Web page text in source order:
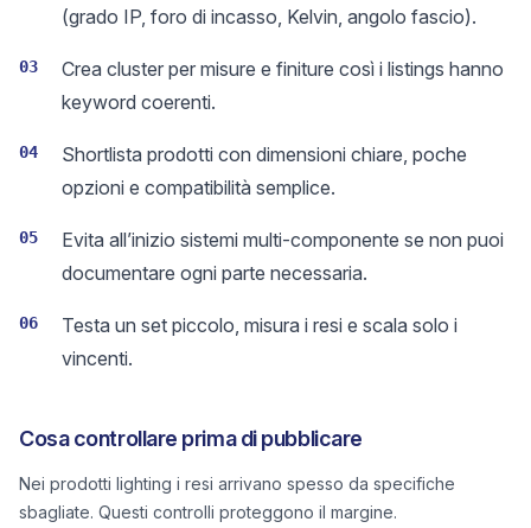
(grado IP, foro di incasso, Kelvin, angolo fascio).
03
Crea cluster per misure e finiture così i listings hanno
keyword coerenti.
04
Shortlista prodotti con dimensioni chiare, poche
opzioni e compatibilità semplice.
05
Evita all’inizio sistemi multi-componente se non puoi
documentare ogni parte necessaria.
06
Testa un set piccolo, misura i resi e scala solo i
vincenti.
Cosa controllare prima di pubblicare
Nei prodotti lighting i resi arrivano spesso da specifiche
sbagliate. Questi controlli proteggono il margine.